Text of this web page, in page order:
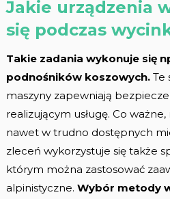
Jakie urządzenia
się podczas
Takie zadania wykonuje się
podnośników koszowych.Te
maszyny zapewniają
realizującym usługę. Co
nawet w trudno dostępnych
zleceń wykorzystuje się także
którym można zastosować
alpinistyczne. Wybór metody